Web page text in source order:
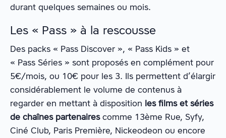
durant quelques semaines ou mois.
Les « Pass » à la rescousse
Des packs « Pass Discover », « Pass Kids » et
« Pass Séries » sont proposés en complément pour
5€/mois, ou 10€ pour les 3. Ils permettent d’élargir
considérablement le volume de contenus à
regarder en mettant à disposition les films et séries
de chaînes partenairescomme 13ème Rue, Syfy,
Ciné Club, Paris Première, Nickeodeon ou encore